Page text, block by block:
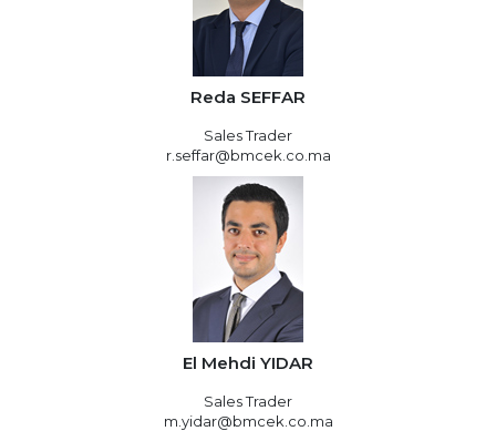
Reda SEFFAR
Sales Trader
r.seffar@bmcek.co.ma
El Mehdi YIDAR
Sales Trader
m.yidar@bmcek.co.ma